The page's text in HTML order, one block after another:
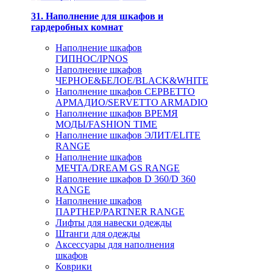
31. Наполнение для шкафов и
гардеробных комнат
Наполнение шкафов
ГИПНОС/IPNOS
Наполнение шкафов
ЧЕРНОЕ&БЕЛОЕ/BLACK&WHITE
Наполнение шкафов СЕРВЕТТО
АРМАДИО/SERVETTO ARMADIO
Наполнение шкафов ВРЕМЯ
МОДЫ/FASHION TIME
Наполнение шкафов ЭЛИТ/ELITE
RANGE
Наполнение шкафов
МЕЧТА/DREAM GS RANGE
Наполнение шкафов D 360/D 360
RANGE
Наполнение шкафов
ПАРТНЕР/PARTNER RANGE
Лифты для навески одежды
Штанги для одежды
Аксессуары для наполнения
шкафов
Коврики